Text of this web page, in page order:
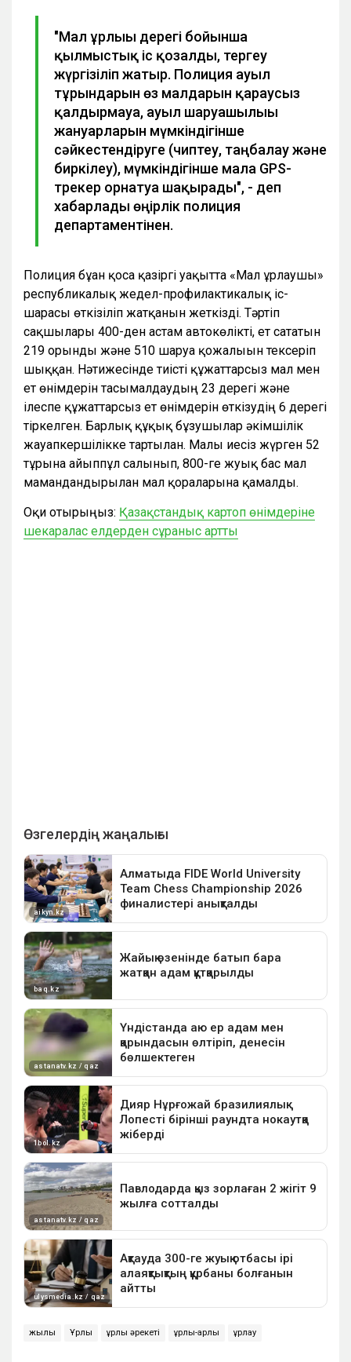
"Мал ұрлығы дерегі бойынша
қылмыстық іс қозғалды, тергеу
жүргізіліп жатыр. Полиция ауыл
тұрғындарын өз малдарын қараусыз
қалдырмауға, ауыл шаруашылығы
жануарларын мүмкіндігінше
сәйкестендіруге (чиптеу, таңбалау және
биркілеу), мүмкіндігінше малға GPS-
трекер орнатуға шақырады", - деп
хабарлады өңірлік полиция
департаментінен.
Полиция бұған қоса қазіргі уақытта «Мал ұрлаушы»
республикалық жедел-профилактикалық іс-
шарасы өткізіліп жатқанын жеткізді. Тәртіп
сақшылары 400-ден астам автокөлікті, ет сататын
219 орынды және 510 шаруа қожалығын тексеріп
шыққан. Нәтижесінде тиісті құжаттарсыз мал мен
ет өнімдерін тасымалдаудың 23 дерегі және
ілеспе құжаттарсыз ет өнімдерін өткізудің 6 дерегі
тіркелген. Барлық құқық бұзушылар әкімшілік
жауапкершілікке тартылған. Малы иесіз жүрген 52
тұрғынға айыппұл салынып, 800-ге жуық бас мал
мамандандырылған мал қораларына қамалды.
Оқи отырыңыз: Қазақстандық картоп өнімдеріне
шекаралас елдерден сұраныс артты
жылқы Ұрлық ұрлық әрекеті ұрлық-қарлық ұрлау